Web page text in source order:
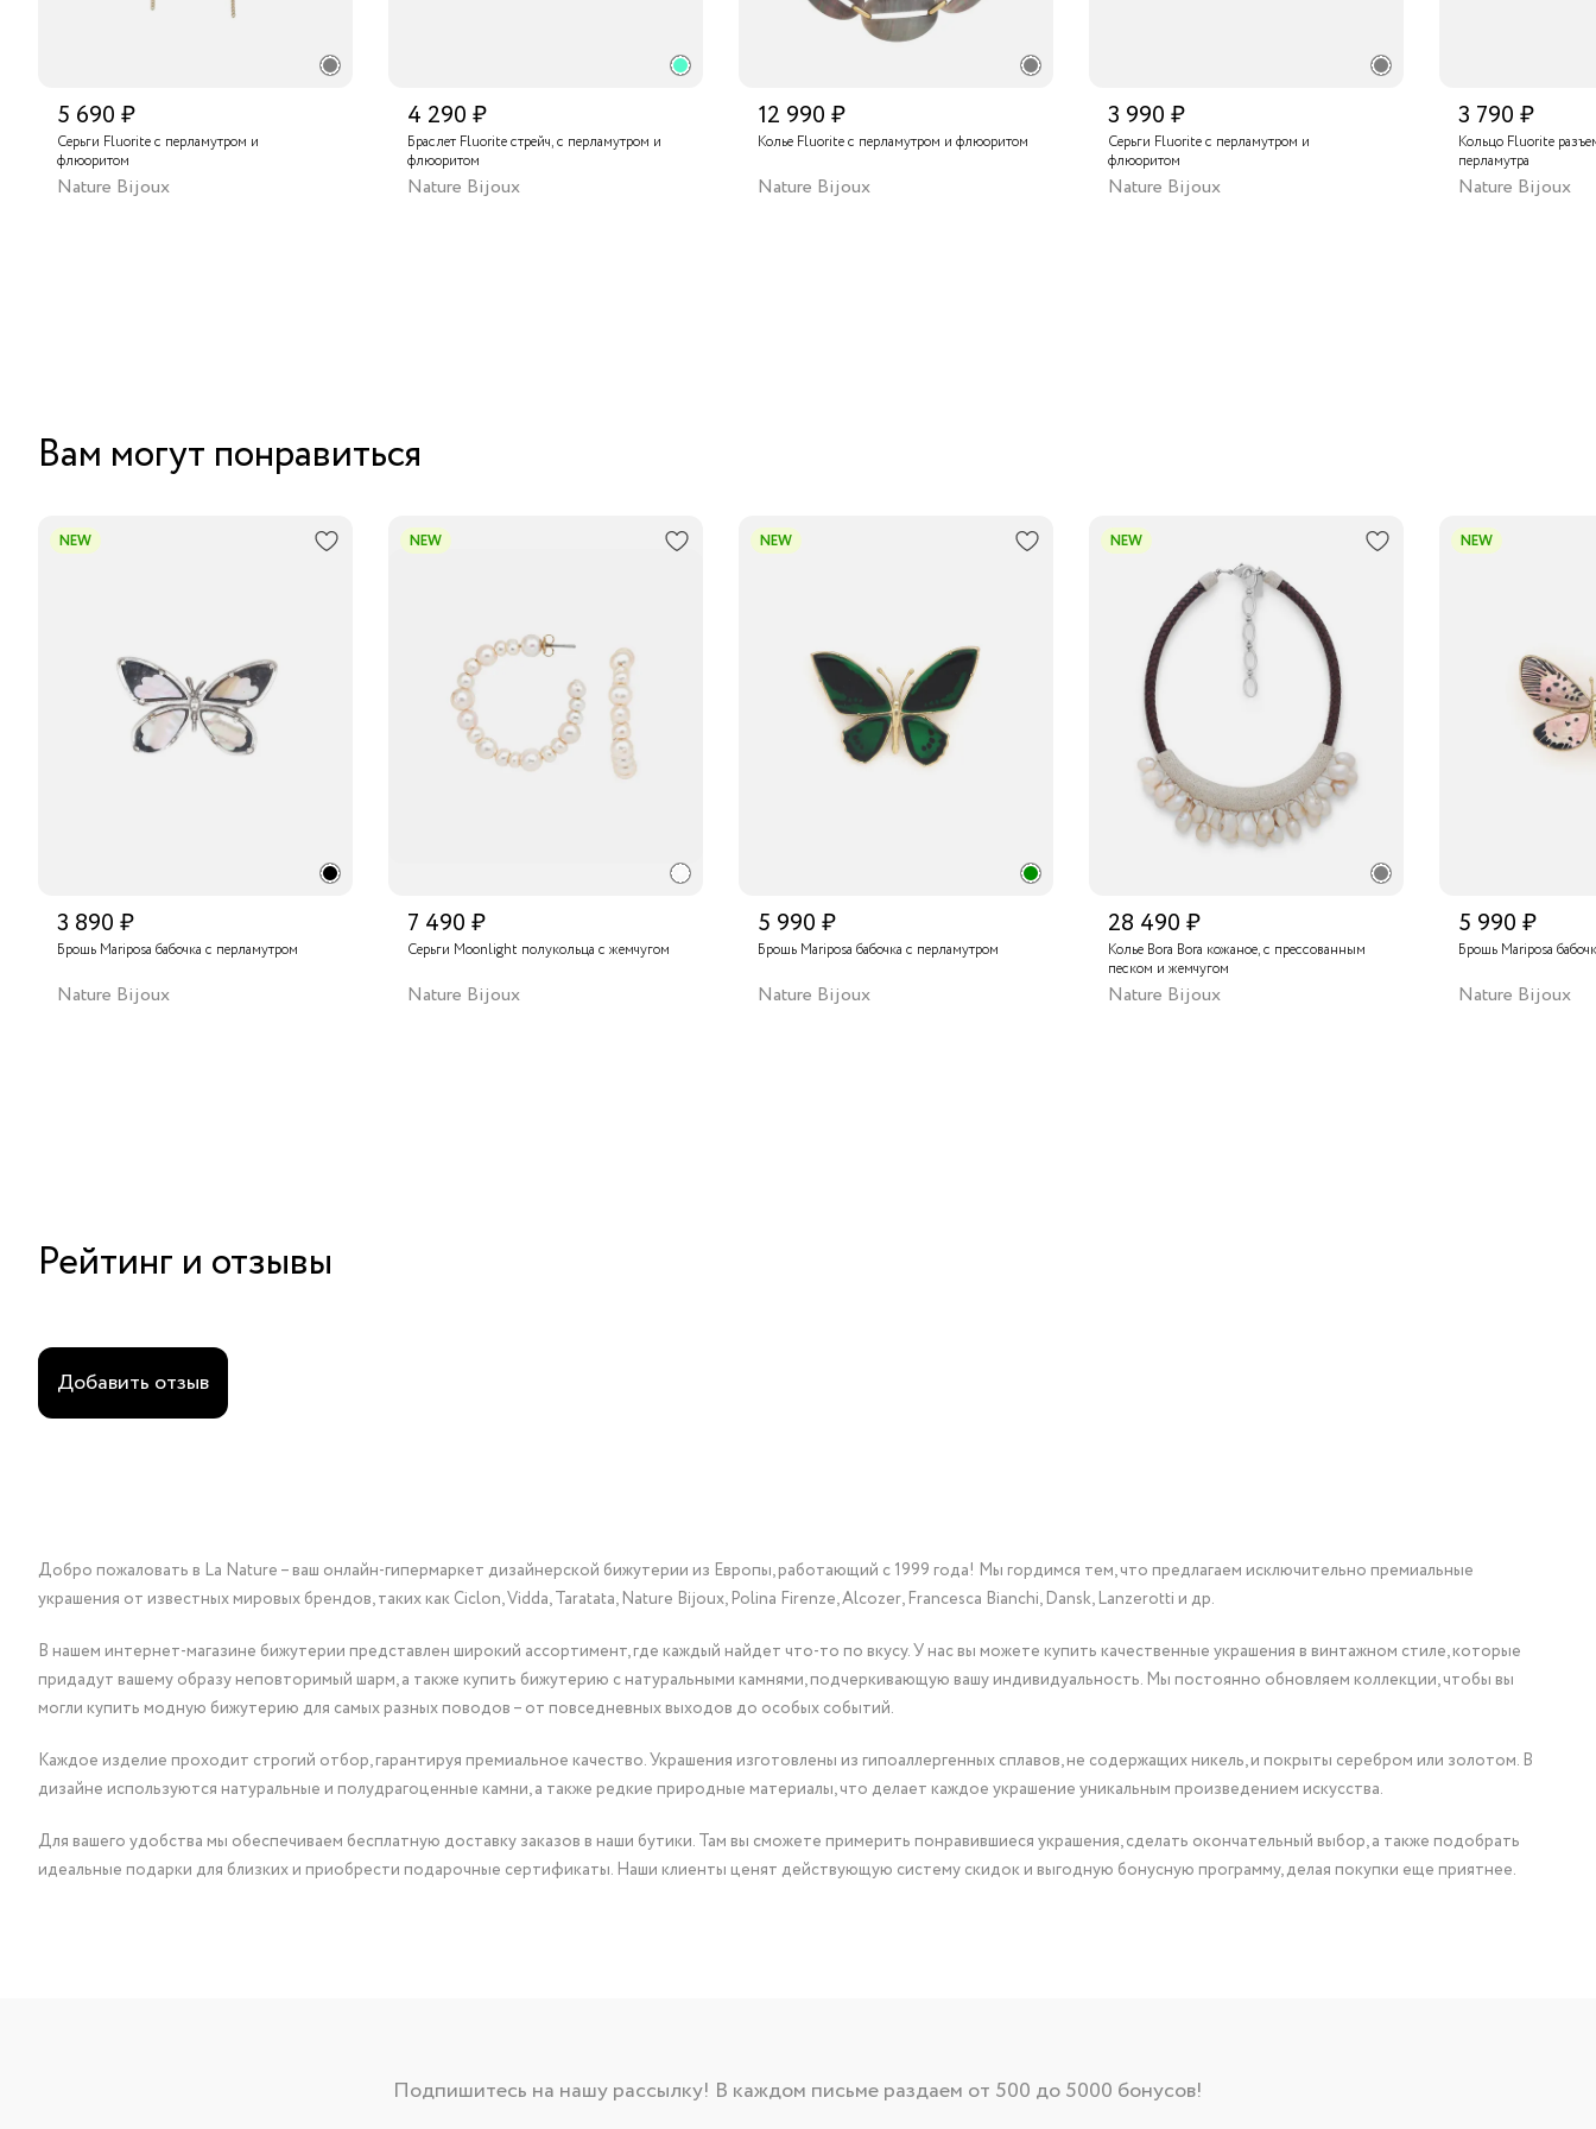
5 690 ₽
Серьги Fluorite с перламутром и
флюоритом
Nature Bijoux
4 290 ₽
Браслет Fluorite стрейч, с перламутром и
флюоритом
Nature Bijoux
12 990 ₽
Колье Fluorite с перламутром и флюоритом
Nature Bijoux
3 990 ₽
Серьги Fluorite с перламутром и
флюоритом
Nature Bijoux
3 790 ₽
Кольцо Fluorite
перламутра
Nature Bijoux
Вам могут понравиться
NEW
3 890 ₽
Брошь Mariposa бабочка с перламутром
Nature Bijoux
NEW
7 490 ₽
Серьги Moonlight полукольца с жемчугом
Nature Bijoux
NEW
5 990 ₽
Брошь Mariposa бабочка с перламутром
Nature Bijoux
NEW
28 490 ₽
Колье Bora Bora кожаное, с прессованным
песком и жемчугом
Nature Bijoux
NEW
5 990 ₽
Брошь Mariposa
Nature Bijoux
Рейтинг и отзывы
Добавить отзыв
Добро пожаловать в La Nature – ваш онлайн-гипермаркет дизайнерской бижутерии из Европы, работающий с 1999 года! Мы гордимся тем, что предлагаем исключительно премиальные
украшения от известных мировых брендов, таких как Ciclon, Vidda, Taratata, Nature Bijoux, Polina Firenze, Alcozer, Francesca Bianchi, Dansk, Lanzerotti и др.
В нашем интернет-магазине бижутерии представлен широкий ассортимент, где каждый найдет что-то по вкусу. У нас вы можете купить качественные украшения в винтажном стиле, которые
придадут вашему образу неповторимый шарм, а также купить бижутерию с натуральными камнями, подчеркивающую вашу индивидуальность. Мы постоянно обновляем коллекции, чтобы вы
могли купить модную бижутерию для самых разных поводов – от повседневных выходов до особых событий.
Каждое изделие проходит строгий отбор, гарантируя премиальное качество. Украшения изготовлены из гипоаллергенных сплавов, не содержащих никель, и покрыты серебром или золотом. В
дизайне используются натуральные и полудрагоценные камни, а также редкие природные материалы, что делает каждое украшение уникальным произведением искусства.
Для вашего удобства мы обеспечиваем бесплатную доставку заказов в наши бутики. Там вы сможете примерить понравившиеся украшения, сделать окончательный выбор, а также подобрать
идеальные подарки для близких и приобрести подарочные сертификаты. Наши клиенты ценят действующую систему скидок и выгодную бонусную программу, делая покупки еще приятнее.
Подпишитесь на нашу рассылку! В каждом письме раздаем от 500 до 5000 бонусов!